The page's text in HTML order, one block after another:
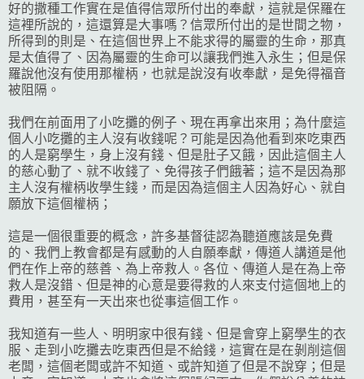
好的撒種工作實在是值得信眾所付出的奉獻，這就是保羅在
這裡所說的，這還算是大事嗎？信眾所付出的是世間之物，
所得到的則是、在這個世界上不能求得的屬靈的生命，那真
是太值得了、因為屬靈的生命可以讓我們進入永生；但是保
羅說他沒有使用那權柄，也就是說沒有收奉獻，是免得福音
被阻隔。
我們在前面用了小吃攤的例子、現在再拿出來用；為什麼這
個人小吃攤的主人沒有收錢呢？可能是因為他看到來吃東西
的人是窮學生，身上沒有錢、但是肚子又餓，因此這個主人
的慈心動了、就不收錢了、免得孩子們餓著；這不是因為那
主人沒有權柄收學生錢，而是因為這個主人因為好心、就自
願放下這個權柄；
這是一個很重要的概念，許多基督徒認為聽道應該是免費
的、我們上教會都是有感動的人自願奉獻，傳道人講道是他
們在作上帝的慈善、為上帝救人。各位、傳道人是在為上帝
救人是沒錯、但是神的心意是要得救的人來支付這個地上的
費用，甚至有一天出來也從事這個工作。
我知道有一些人、明明家中很有錢、但是會穿上窮學生的衣
服、走到小吃攤去吃東西但是不給錢，這實在是在剝削這個
老闆，這個老闆或許不知道、或許知道了但是不說穿；但是